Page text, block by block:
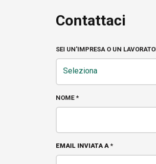
Contattaci
SEI UN'IMPRESA O UN
Seleziona
UN'IMPRESA
O
LAVORATORE
SINGOLO?
NOME *
EMAIL INVIATA A *